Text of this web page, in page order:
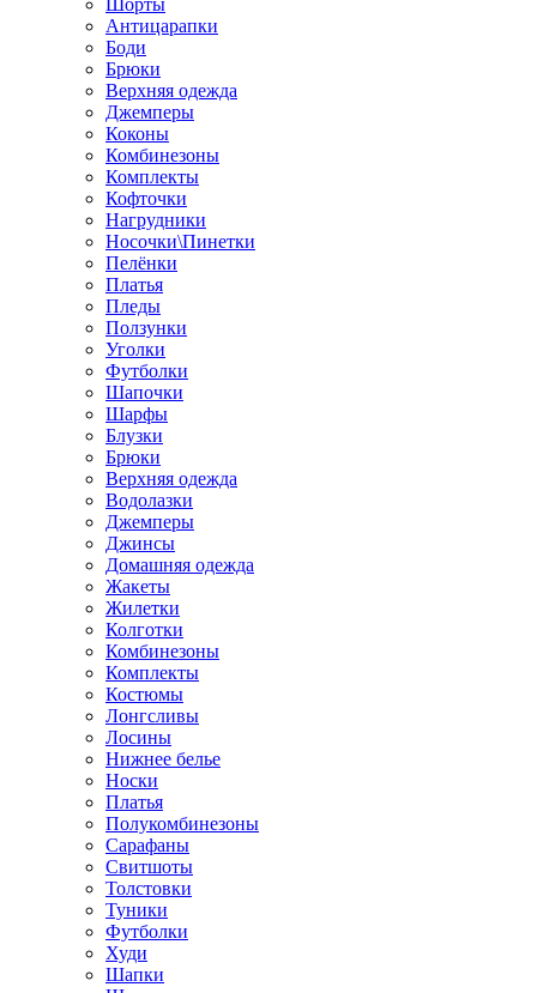
Антицарапки
Боди
Брюки
Верхняя одежда
Джемперы
Коконы
Комбинезоны
Комплекты
Кофточки
Нагрудники
Носочки\Пинетки
Пелёнки
Платья
Пледы
Ползунки
Уголки
Футболки
Шапочки
Шарфы
Блузки
Брюки
Верхняя одежда
Водолазки
Джемперы
Джинсы
Домашняя одежда
Жакеты
Жилетки
Колготки
Комбинезоны
Комплекты
Костюмы
Лонгсливы
Лосины
Нижнее белье
Носки
Платья
Полукомбинезоны
Сарафаны
Свитшоты
Толстовки
Туники
Футболки
Худи
Шапки